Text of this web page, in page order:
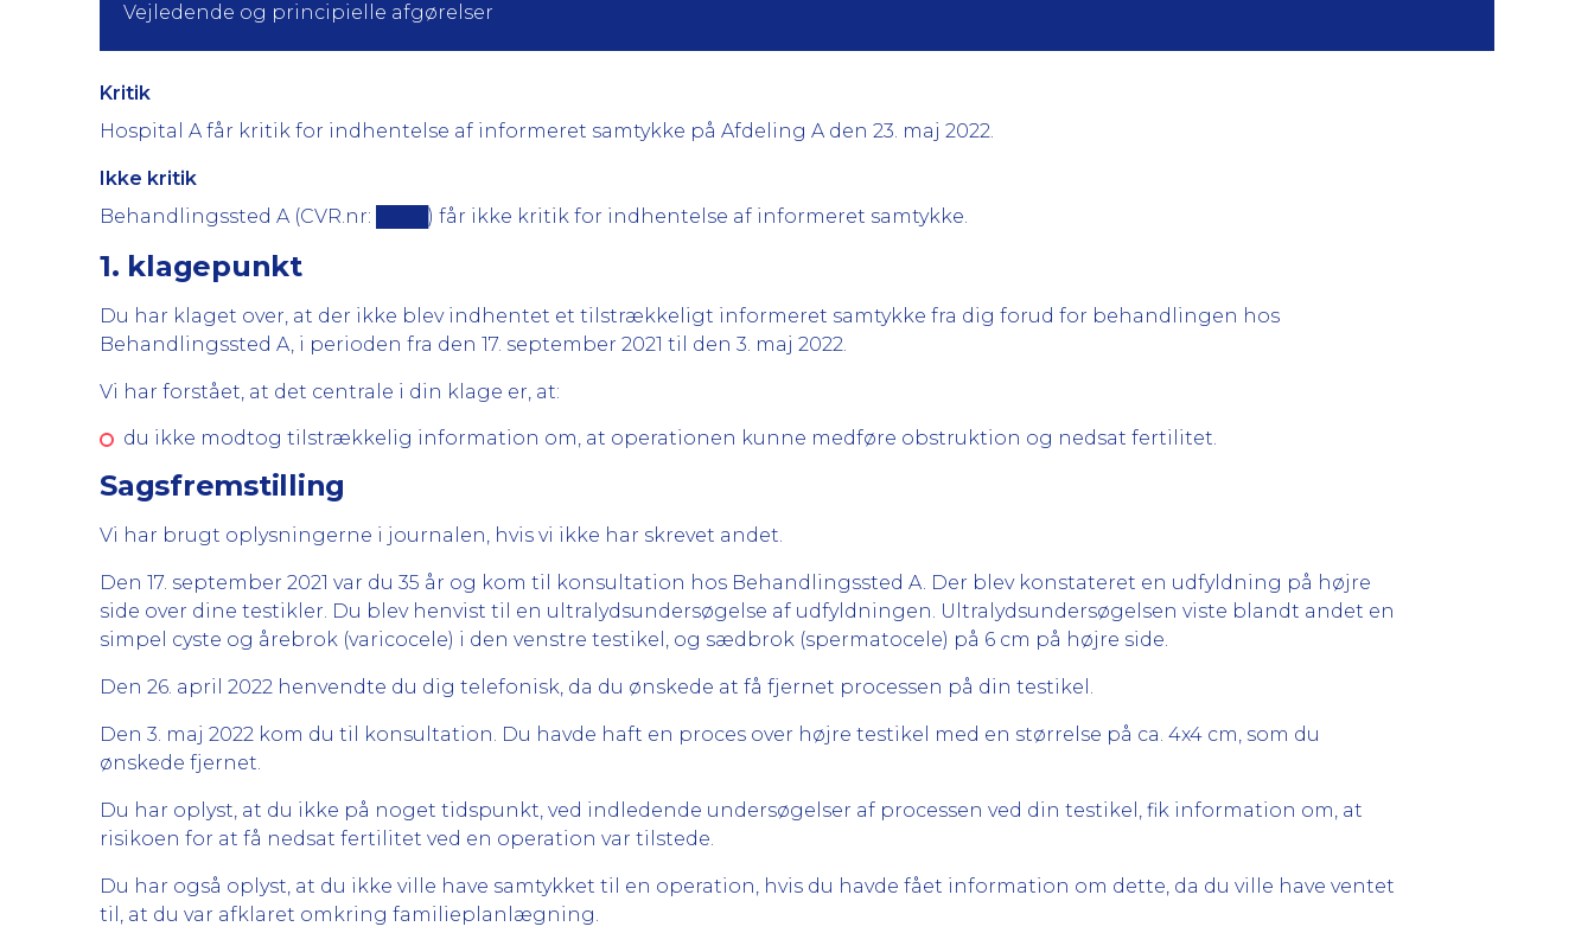
Vejledende og principielle afgørelser
Kritik
Hospital A får kritik for indhentelse af informeret samtykke på Afdeling A den 23. maj 2022.
Ikke kritik
Behandlingssted A (CVR.nr: ████) får ikke kritik for indhentelse af informeret samtykke.
1. klagepunkt
Du har klaget over, at der ikke blev indhentet et tilstrækkeligt informeret samtykke fra dig forud for behandlingen hos
Behandlingssted A, i perioden fra den 17. september 2021 til den 3. maj 2022.
Vi har forstået, at det centrale i din klage er, at:
du ikke modtog tilstrækkelig information om, at operationen kunne medføre obstruktion og nedsat fertilitet.
Sagsfremstilling
Vi har brugt oplysningerne i journalen, hvis vi ikke har skrevet andet.
Den 17. september 2021 var du 35 år og kom til konsultation hos Behandlingssted A. Der blev konstateret en udfyldning på højre
side over dine testikler. Du blev henvist til en ultralydsundersøgelse af udfyldningen. Ultralydsundersøgelsen viste blandt andet en
simpel cyste og årebrok (varicocele) i den venstre testikel, og sædbrok (spermatocele) på 6 cm på højre side.
Den 26. april 2022 henvendte du dig telefonisk, da du ønskede at få fjernet processen på din testikel.
Den 3. maj 2022 kom du til konsultation. Du havde haft en proces over højre testikel med en størrelse på ca. 4x4 cm, som du
ønskede fjernet.
Du har oplyst, at du ikke på noget tidspunkt, ved indledende undersøgelser af processen ved din testikel, fik information om, at
risikoen for at få nedsat fertilitet ved en operation var tilstede.
Du har også oplyst, at du ikke ville have samtykket til en operation, hvis du havde fået information om dette, da du ville have ventet
til, at du var afklaret omkring familieplanlægning.